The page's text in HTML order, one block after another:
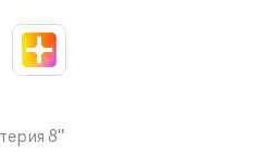
8"